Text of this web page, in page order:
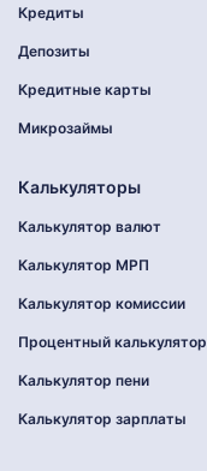
Кредиты
Депозиты
Кредитные карты
Микрозаймы
Калькуляторы
Калькулятор валют
Калькулятор МРП
Калькулятор комиссии
Процентный калькулятор
Калькулятор пени
Калькулятор зарплаты